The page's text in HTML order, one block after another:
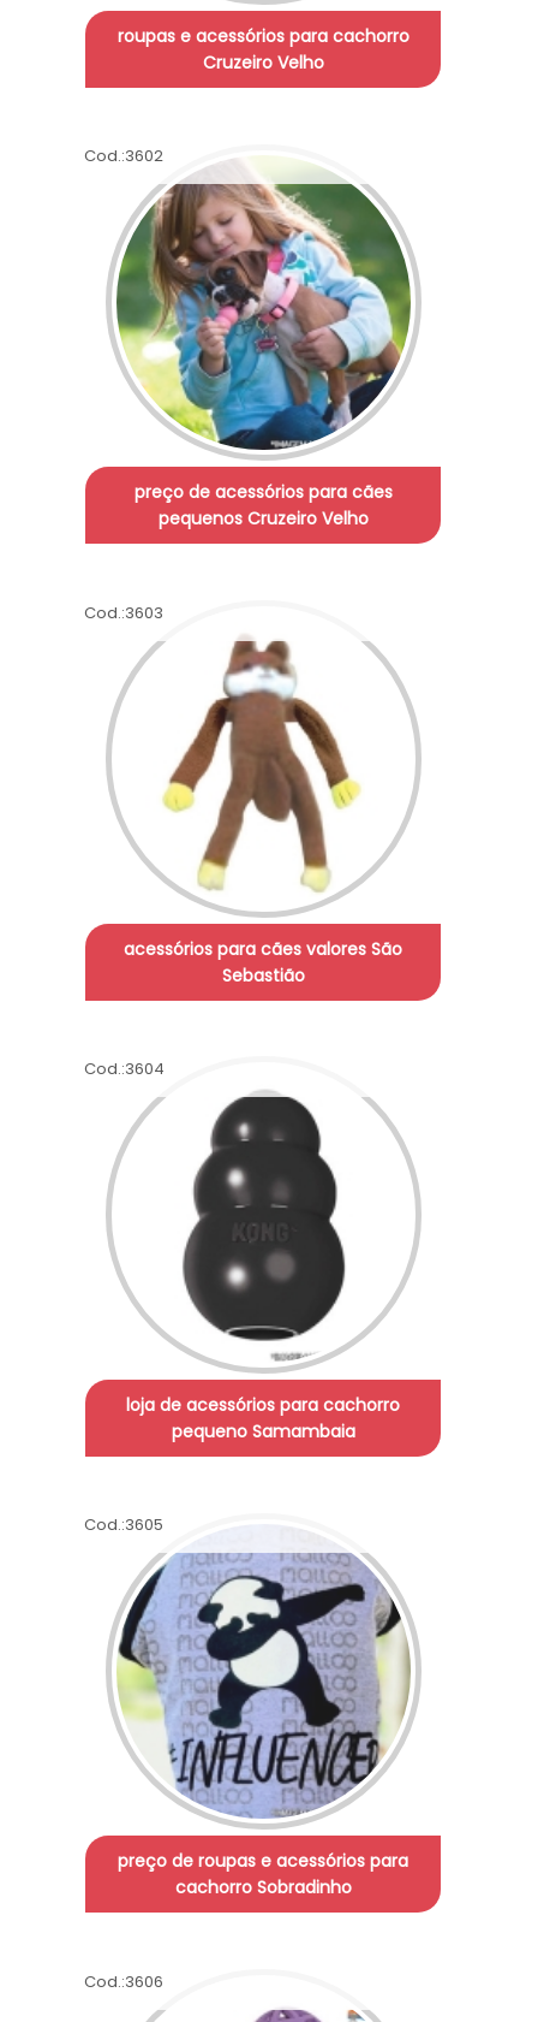
roupas e acessórios para cachorro
Cruzeiro Velho
Cod.:3602
preço de acessórios para cães
pequenos Cruzeiro Velho
Cod.:3603
acessórios para cães valores São
Sebastião
Cod.:3604
loja de acessórios para cachorro
pequeno Samambaia
Cod.:3605
preço de roupas e acessórios para
cachorro Sobradinho
Cod.:3606